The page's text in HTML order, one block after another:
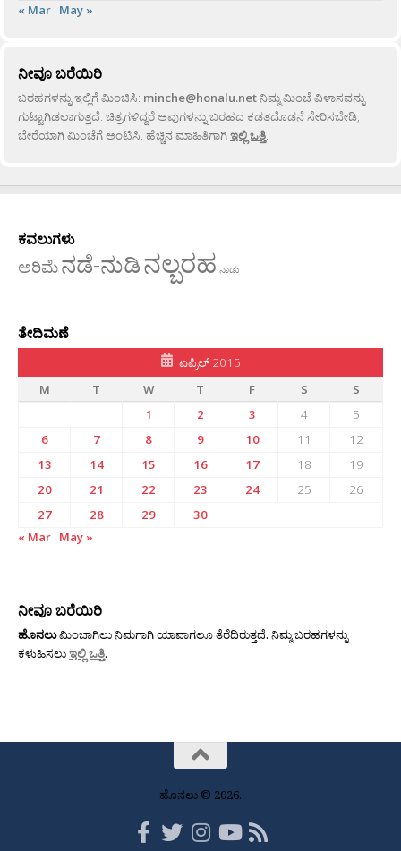
« Mar May »
ನೀವೂ ಬರೆಯಿರಿ
ಬರಹಗಳನ್ನು ಇಲ್ಲಿಗೆ ಮಿಂಚಿಸಿ: minche@honalu.netನಿಮ್ಮ ಮಿಂಚೆ ವಿಳಾಸವನ್ನು
ಗುಟ್ಟಾಗಿಡಲಾಗುತ್ತದೆ. ಚಿತ್ರಗಳಿದ್ದರೆ ಅವುಗಳನ್ನು ಬರಹದ ಕಡತದೊಡನೆ ಸೇರಿಸಬೇಡಿ,
ಬೇರೆಯಾಗಿ ಮಿಂಚೆಗೆ ಅಂಟಿಸಿ. ಹೆಚ್ಚಿನ ಮಾಹಿತಿಗಾಗಿಇಲ್ಲಿ ಒತ್ತಿ.
ಕವಲುಗಳು
ಅರಿಮೆನಡೆ-ನುಡಿನಲ್ಬರಹ ನಾಡು
ತೇದಿಮಣೆ
ಏಪ್ರಿಲ್ 2015
M
T W T F S
S
1
2 3 4
5
6
7 8 9 10 11
12
13
14 15 16 17 18
19
20
21 22 23 24 25
26
27
28 29
30
« Mar May »
ನೀವೂ ಬರೆಯಿರಿ
ಹೊನಲುಮಿಂಬಾಗಿಲು ನಿಮಗಾಗಿ ಯಾವಾಗಲೂ ತೆರೆದಿರುತ್ತದೆ. ನಿಮ್ಮ ಬರಹಗಳನ್ನು
ಕಳುಹಿಸಲುಇಲ್ಲಿ ಒತ್ತಿ.
ಹೊನಲು © 2026.